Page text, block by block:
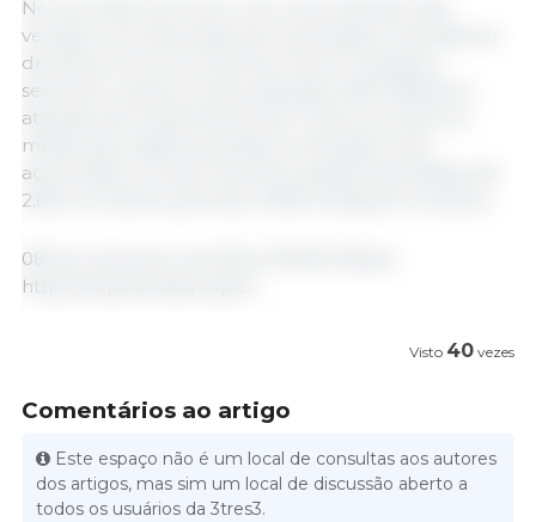
No mercado da carne, com a boa liquidez das
vendas, a carcaça especial suína seguiu a tendência
de alta do vivo e se valorizou 1% em relação a
setembro, sendo comercializada a R$ 13,18/kg no
atacado da Grande São Paulo. Para os cortes, na
média das regiões paulistas, a elevação mais
acentuada no preço foi para a paleta desossada, de
2,6% no mesmo período, a R$ 14,14/kg em outubro.
08 de novembro de 2024 /CEPEA /Brasil.
https://cepea.esalq.usp.br
Visto 40 vezes
Comentários ao artigo
Este espaço não é um local de consultas aos autores
dos artigos, mas sim um local de discussão aberto a
todos os usuários da 3tres3.